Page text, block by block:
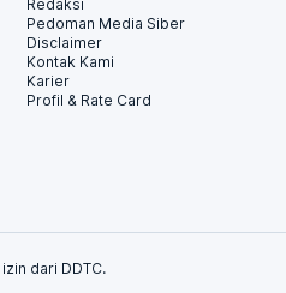
Redaksi
Pedoman Media Siber
Disclaimer
Kontak Kami
Karier
Profil & Rate Card
dari DDTC.